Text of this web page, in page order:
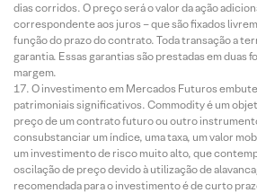
dias corridos. O preço será o valor da ação
correspondente aos juros – que são fixados
função do prazo do contrato. Toda transação a
garantia. Essas garantias são prestadas em duas
margem.
O investimento em Mercados Futuros
patrimoniais significativos. Commodity é um
preço de um contrato futuro ou outro
consubstanciar um índice, uma taxa, um valor
um investimento de risco muito alto, que
oscilação de preço devido à utilização de
recomendada para o investimento é de curto